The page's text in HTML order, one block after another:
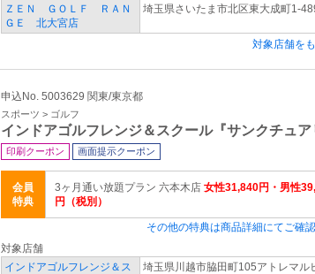
ＺＥＮ ＧＯＬＦ ＲＡＮ
ＧＥ 北大宮店
埼玉県さいたま市北区東大成町1-
対象店舗を
申込No. 5003629 関東/東京都
スポーツ > ゴルフ
インドアゴルフレンジ＆スクール『サンクチュア
印刷クーポン 画面提示クーポン
会員
特典
3ヶ月通い放題プラン 六本木店 女性31,840円・男性
円（税別）
その他の特典は商品詳細にてご確
対象店舗
インドアゴルフレンジ＆ス
埼玉県川越市脇田町105アトレマ